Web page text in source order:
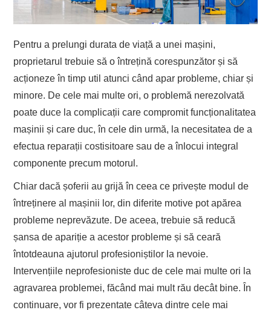
Pentru a prelungi durata de viață a unei mașini,
proprietarul trebuie să o întrețină corespunzător și să
acționeze în timp util atunci când apar probleme, chiar și
minore. De cele mai multe ori, o problemă nerezolvată
poate duce la complicații care compromit funcționalitatea
mașinii și care duc, în cele din urmă, la necesitatea de a
efectua reparații costisitoare sau de a înlocui integral
componente precum motorul.
Chiar dacă șoferii au grijă în ceea ce privește modul de
întreținere al mașinii lor, din diferite motive pot apărea
probleme neprevăzute. De aceea, trebuie să reducă
șansa de apariție a acestor probleme și să ceară
întotdeauna ajutorul profesioniștilor la nevoie.
Intervențiile neprofesioniste duc de cele mai multe ori la
agravarea problemei, făcând mai mult rău decât bine. În
continuare, vor fi prezentate câteva dintre cele mai